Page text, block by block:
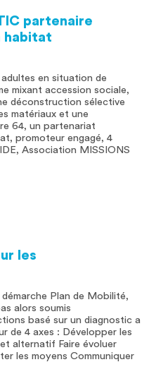
partenaire
habitat
en situation de
mixant accession sociale,
déconstruction sélective
matériaux et une
64, un partenariat
promoteur engagé, 4
Association MISSIONS
les
démarche Plan de Mobilité,
alors soumis
basé sur un diagnostic a
de 4 axes : Développer les
alternatif Faire évoluer
les moyens Communiquer